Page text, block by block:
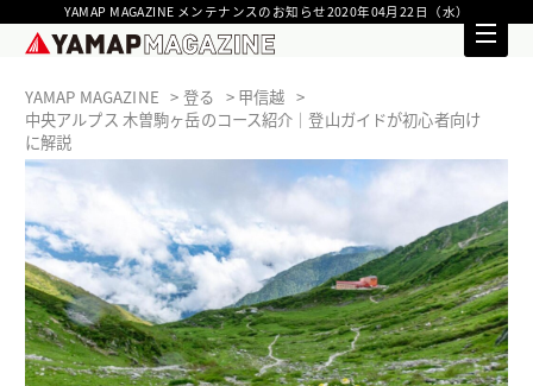
YAMAP MAGAZINE メンテナンスのお知らせ2020年04月22日（水）
YAMAP MAGAZINE 登る
甲信越
中央アルプス 木曽駒ヶ岳のコース紹介｜登山ガイドが初心者向け
に解説